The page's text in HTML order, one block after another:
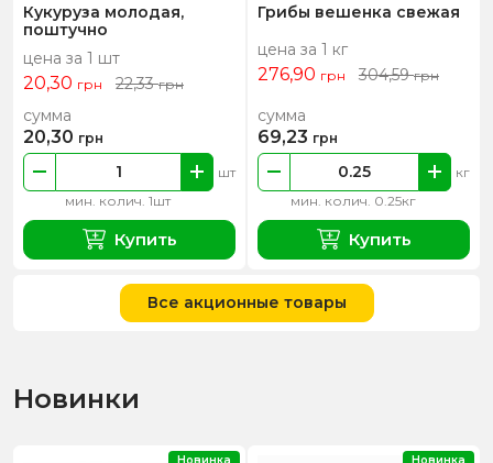
Кукуруза молодая,
поштучно
цена за 1 шт
20,30 грн 22,33грн
мин. колич. 1шт
шт
сумма
20,30 грн
Купить
Грибы вешенка свежая
цена за 1 кг
276,90 грн 304,59грн
мин. колич. 0.25кг
кг
сумма
69,23 грн
Купить
Все акционные товары
Новинки